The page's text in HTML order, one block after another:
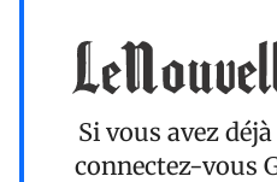
Si vous avez
connectez-vous